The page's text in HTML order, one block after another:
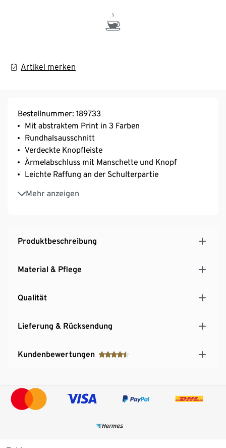
Artikel merken
Bestellnummer: 189733
Mit abstraktem Print in 3 Farben
Rundhalsausschnitt
Verdeckte Knopfleiste
Ärmelabschluss mit Manschette und Knopf
Leichte Raffung an der Schulterpartie
Mehr anzeigen
Dies ist ein Produkt der Marke Fire & Glory
Dieser Style wurde exklusiv für Tchibo entworfen
Produktbeschreibung
Material & Pflege
Qualität
Lieferung & Rücksendung
Kundenbewertungen